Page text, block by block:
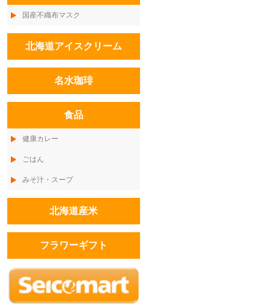
国産不織布マスク
北海道アイスクリーム
名水珈琲
食品
健康カレー
ごはん
みそ汁・スープ
北海道産米
フラワーギフト